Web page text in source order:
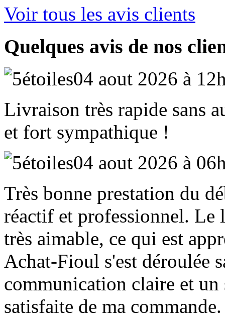
Voir tous les avis clients
Quelques avis de nos
04 aout 2026 à
Livraison très rapide sans
et fort sympathique !
04 aout 2026 à
Très bonne prestation du
réactif et professionnel.
très aimable, ce qui est
Achat‑Fioul s'est déroulée
communication claire et
satisfaite de ma commande.